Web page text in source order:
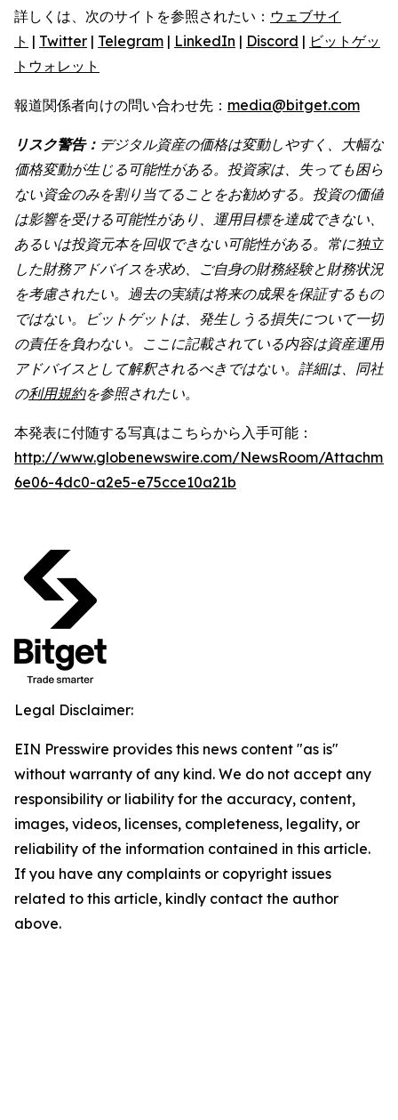
詳しくは、次のサイトを参照されたい： ウェブサイ
ト | Twitter | Telegram | LinkedIn | Discord | ビットゲッ
トウォレット
報道関係者向けの問い合わせ先： media@bitget.com
リスク警告： デジタル資産の価格は変動しやすく、大幅な
価格変動が生じる可能性がある。投資家は、失っても困ら
ない資金のみを割り当てることをお勧めする。投資の価値
は影響を受ける可能性があり、運用目標を達成できない、
あるいは投資元本を回収できない可能性がある。常に独立
した財務アドバイスを求め、ご自身の財務経験と財務状況
を考慮されたい。過去の実績は将来の成果を保証するもの
ではない。ビットゲットは、発生しうる損失について一切
の責任を負わない。ここに記載されている内容は資産運用
アドバイスとして解釈されるべきではない。詳細は、同社
の利用規約を参照されたい。
本発表に付随する写真はこちらから入手可能：
http://www.globenewswire.com/NewsRoom/
6e06-4dc0-a2e5-e75cce10a21b
Legal Disclaimer:
EIN Presswire provides this news content "as is"
without warranty of any kind. We do not accept any
responsibility or liability for the accuracy, content,
images, videos, licenses, completeness, legality, or
reliability of the information contained in this article.
If you have any complaints or copyright issues
related to this article, kindly contact the author
above.